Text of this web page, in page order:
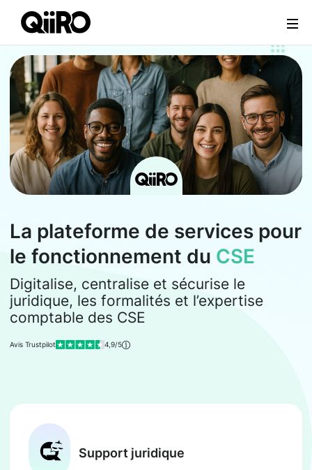
Webflow Homepage
La plateforme de services pour
le fonctionnement du CSE
Digitalise, centralise et sécurise le
juridique, les formalités et l’expertise
comptable des CSE
Avis Trustpilot 4,9/5
Support juridique